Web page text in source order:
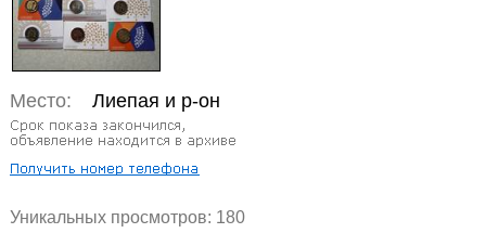
Место: Лиепая и р-он
Уникальных просмотров: 180